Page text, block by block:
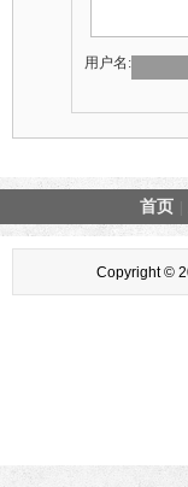
用户名:
首页
Copyright ©